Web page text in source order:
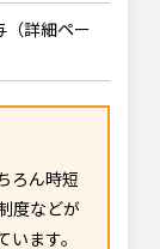
（詳細ペー
ろん時短
度などが
ます。